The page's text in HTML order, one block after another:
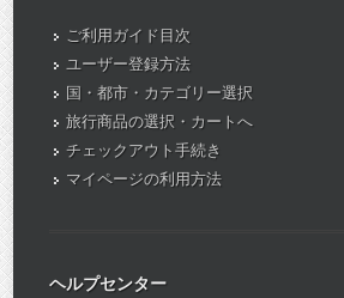
ご利用ガイド目次
ユーザー登録方法
国・都市・カテゴリー選択
旅行商品の選択・カートへ
チェックアウト手続き
マイページの利用方法
ヘルプセンター